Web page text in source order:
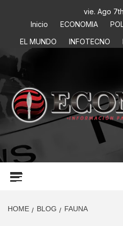
vie. Ago
Inicio
ECONOMIA
EL MUNDO
INFOTECNO
INFORMACIÓN PARA TOMAR
HOME BLOG FAUNA